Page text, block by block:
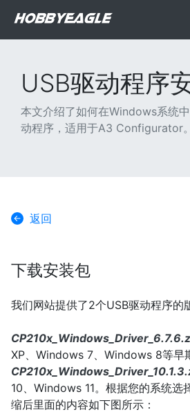
USB驱动程序
本文介绍了如何在Windows系统
动程序，适用于A3 Configurator。
返回
下载安装包
我们网站提供了2个USB驱动程序的
XP、Windows 7、Windows 8等早
10、Windows 11。根据您的系统选
缩后里面的内容如下图所示：